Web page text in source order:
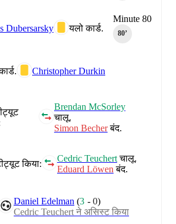
Minute 80
80‎’‎
यलो कार्ड.
Dubersarsky
Christopher Durkin
Brendan McSorley
चालू.
Simon Becherबंद.
किया:
Cedric Teuchertचालू.
Eduard Löwen बंद.
Daniel Edelman (3 -0)
Cedric Teuchert ने असिस्ट किया